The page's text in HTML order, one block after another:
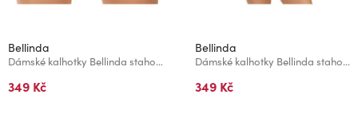
Bellinda
Dámské kalhotky Bellinda stahovací béžové
349 Kč
Bellinda
Dámské kalhotky Bellinda stahovací černé
349 Kč